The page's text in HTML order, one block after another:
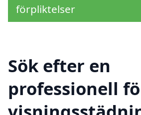
förpliktelser
Sök efter en
professionell